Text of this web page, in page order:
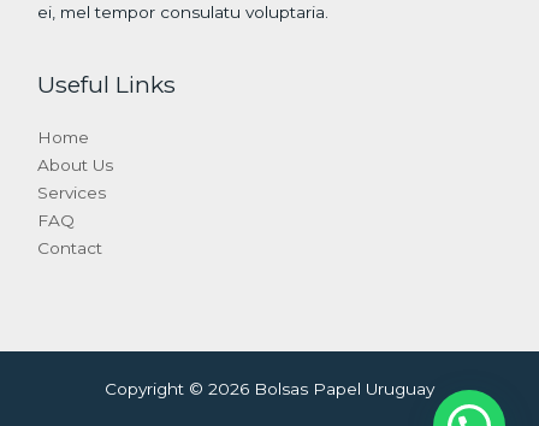
ei, mel tempor consulatu voluptaria.
Useful Links
Home
About Us
Services
FAQ
Contact
Copyright © 2026 Bolsas Papel Uruguay